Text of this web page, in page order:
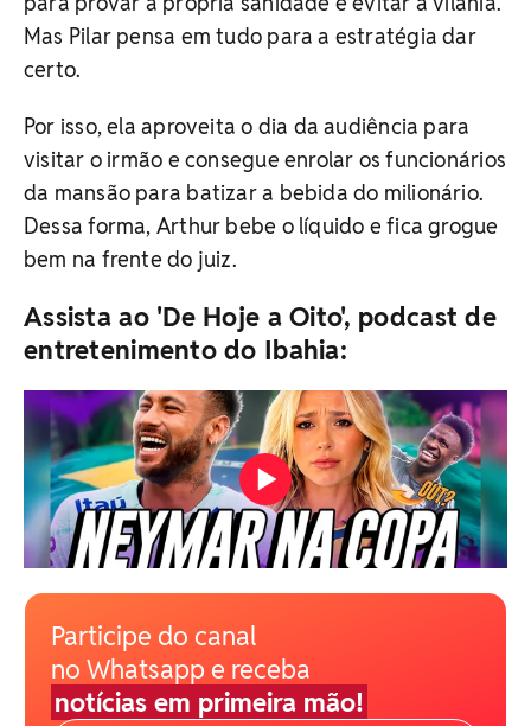
Mas Pilar pensa em tudo para a estratégia dar
certo.
Por isso, ela aproveita o dia da audiência para
visitar o irmão e consegue enrolar os funcionários
da mansão para batizar a bebida do milionário.
Dessa forma, Arthur bebe o líquido e fica grogue
bem na frente do juiz.
Assista ao 'De Hoje a Oito', podcast de
entretenimento do Ibahia:
Participe do canal
no Whatsapp e receba
notícias em primeira mão!